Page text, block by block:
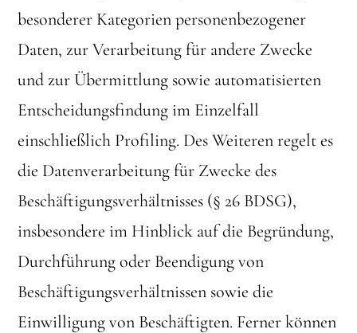
besonderer Kategorien personenbezogener
Daten, zur Verarbeitung für andere Zwecke
und zur Übermittlung sowie automatisierten
Entscheidungsfindung im Einzelfall
einschließlich Profiling. Des Weiteren regelt es
die Datenverarbeitung für Zwecke des
Beschäftigungsverhältnisses (§ 26 BDSG),
insbesondere im Hinblick auf die Begründung,
Durchführung oder Beendigung von
Beschäftigungsverhältnissen sowie die
Einwilligung von Beschäftigten. Ferner können